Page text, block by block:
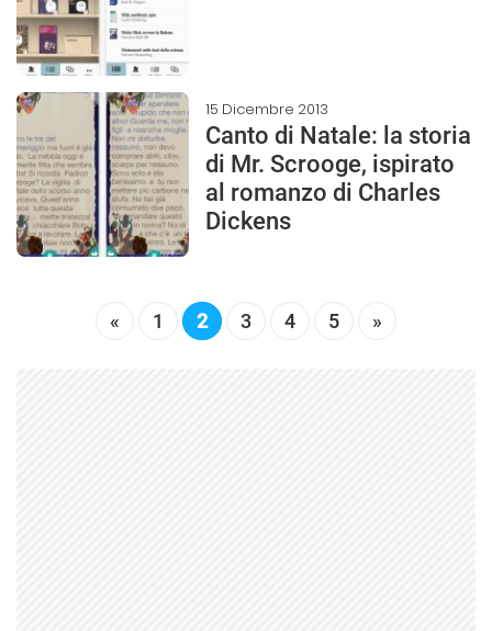
15 Dicembre 2013
Canto di Natale: la storia
di Mr. Scrooge, ispirato
al romanzo di Charles
Dickens
« 1 2 3 4 5 »